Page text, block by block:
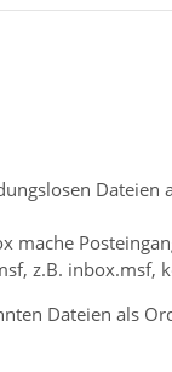
mache
z.B. inbox.msf,
Dateien als